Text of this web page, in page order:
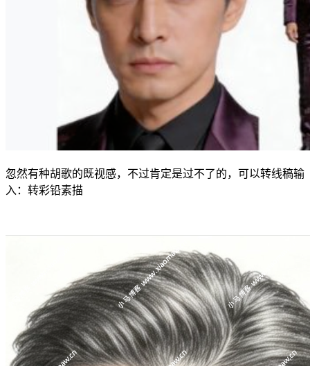
忽然有种胡歌的既视感，不过肯定是过不了的，可以转线稿输
入：转彩铅素描